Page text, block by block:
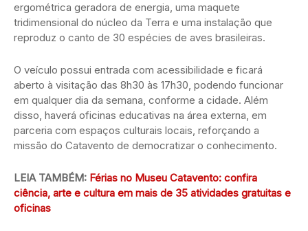
ergométrica geradora de energia, uma maquete
tridimensional do núcleo da Terra e uma instalação que
reproduz o canto de 30 espécies de aves brasileiras.
O veículo possui entrada com acessibilidade e ficará
aberto à visitação das 8h30 às 17h30, podendo funcionar
em qualquer dia da semana, conforme a cidade. Além
disso, haverá oficinas educativas na área externa, em
parceria com espaços culturais locais, reforçando a
missão do Catavento de democratizar o conhecimento.
LEIA TAMBÉM: Férias no Museu Catavento: confira
ciência, arte e cultura em mais de 35 atividades gratuitas e
oficinas